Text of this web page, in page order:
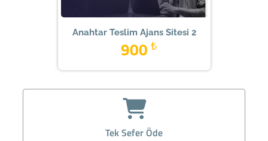
Anahtar Teslim Ajans Sitesi 2
₺
900
Tek Sefer Öde